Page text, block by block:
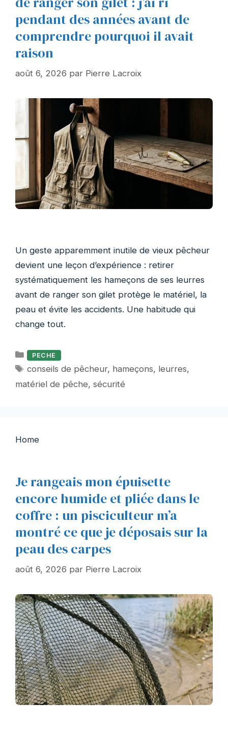
pendant des années avant de
comprendre pourquoi il avait
raison
août 6, 2026 par Pierre Lacroix
Un geste apparemment inutile de vieux pêcheur
devient une leçon d’expérience : retirer
systématiquement les hameçons de ses leurres
avant de ranger son gilet protège le matériel, la
peau et évite les accidents. Une habitude qui
change tout.
Catégories
PECHE
Étiquettes
conseils de pêcheur, hameçons, leurres,
matériel de pêche, sécurité
Home
Je rangeais mon épuisette
encore humide et pliée dans le
coffre : un pisciculteur m’a
montré ce que je déposais sur la
peau des carpes
août 6, 2026 par Pierre Lacroix